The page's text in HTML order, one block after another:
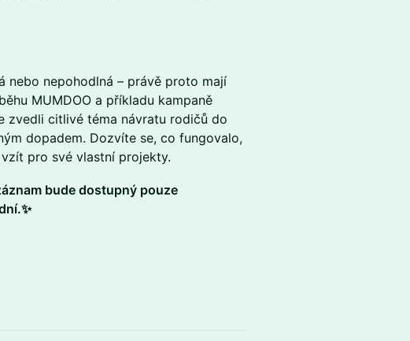
nebo nepohodlná – právě proto mají
MUMDOO a příkladu kampaně
zvedli citlivé téma návratu rodičů do
dopadem. Dozvíte se, co fungovalo,
pro své vlastní projekty.
bude dostupný pouze